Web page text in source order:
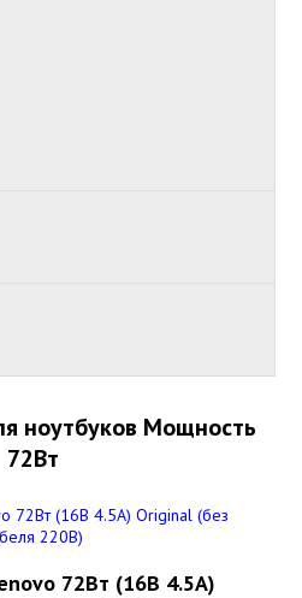
ноутбуков Мощность
72Вт
72Вт (16В 4.5А)